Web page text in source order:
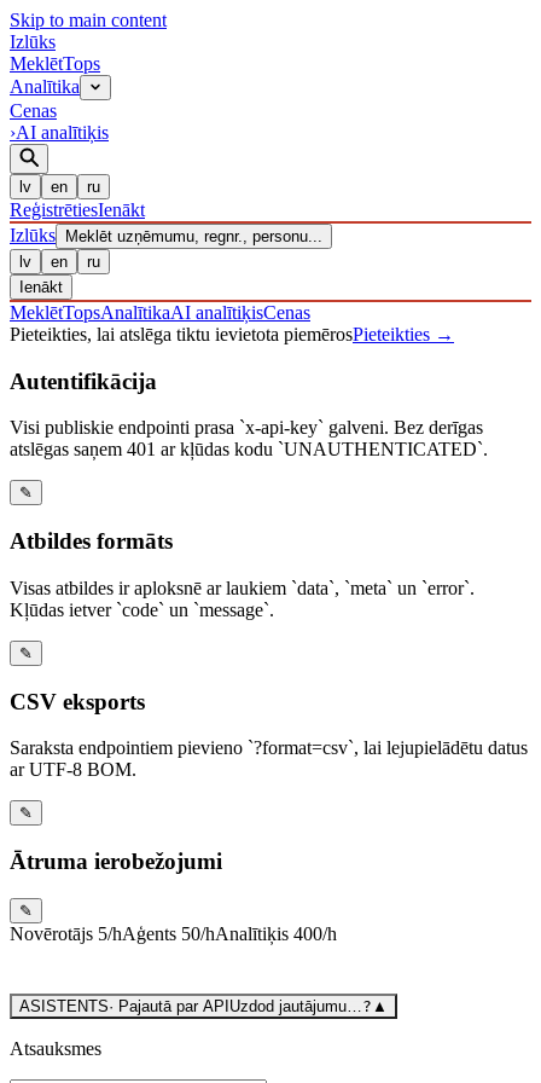
Skip to main content
Izlūks
MeklētTops
Analītika
Cenas
›AI analītiķis
lv en ru
ReģistrētiesIenākt
Izlūks
Meklēt uzņēmumu, regnr., personu...
lv
en
ru
Ienākt
MeklētTopsAnalītikaAI analītiķisCenas
Pieteikties, lai atslēga tiktu ievietota piemērosPieteikties →
Autentifikācija
Visi publiskie endpointi prasa `x-api-key` galveni. Bez derīgas
atslēgas saņem 401 ar kļūdas kodu `UNAUTHENTICATED`.
✎
Atbildes formāts
Visas atbildes ir aploksnē ar laukiem `data`, `meta` un `error`.
Kļūdas ietver `code` un `message`.
✎
CSV eksports
Saraksta endpointiem pievieno `?format=csv`, lai lejupielādētu datus
ar UTF-8 BOM.
✎
Ātruma ierobežojumi
✎
Novērotājs 5/hAģents 50/hAnalītiķis 400/h
ASISTENTS· Pajautā par API Uzdod jautājumu… ? ▲
Atsauksmes